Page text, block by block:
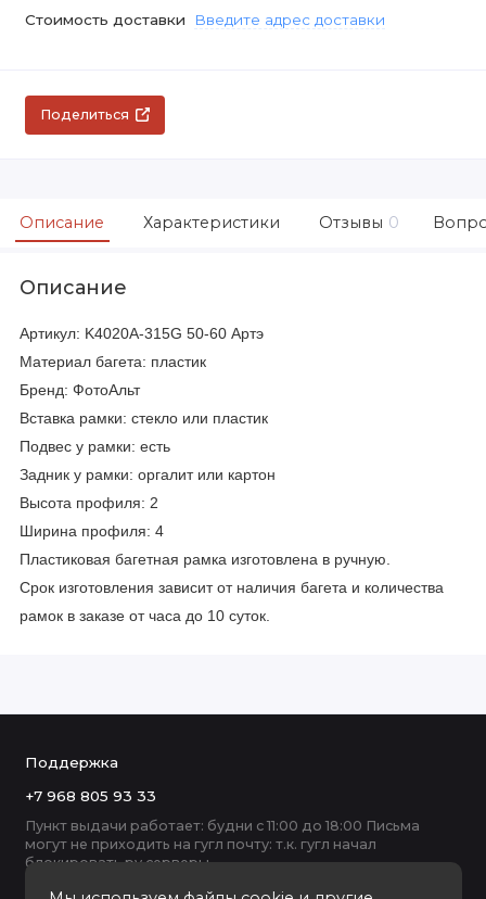
Стоимость доставки Введите адрес доставки
Поделиться
Описание Характеристики Отзывы 0
Описание
Артикул: K4020A-315G 50-60 Артэ
Материал багета: пластик
Бренд: ФотоАльт
Вставка рамки: стекло или пластик
Подвес у рамки: есть
Задник у рамки: оргалит или картон
Высота профиля: 2
Ширина профиля: 4
Пластиковая багетная рамка изготовлена в ручную.
Срок изготовления зависит от наличия багета и количества
рамок в заказе от часа до 10 суток.
Поддержка
+7 968 805 93 33
Пункт выдачи работает: будни с 11:00 до 18:00 Письма
могут не приходить на гугл почту: т.к. гугл начал
блокировать ру серверы